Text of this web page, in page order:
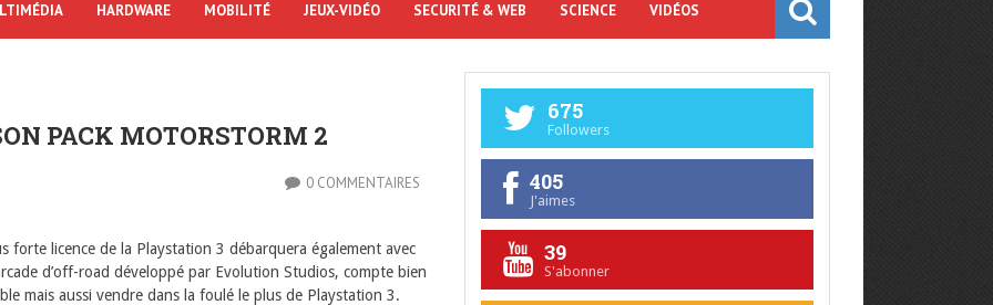
HARDWARE MOBILITÉ JEUX-VIDÉO SECURITÉ & WEB SCIENCE VIDÉOS
PACK MOTORSTORM 2
0 COMMENTAIRES
forte licence de la Playstation 3 débarquera également avec
d’off-road développé par Evolution Studios, compte bien
mais aussi vendre dans la foulé le plus de Playstation 3.
675
Followers
405
J'aimes
39
S'abonner